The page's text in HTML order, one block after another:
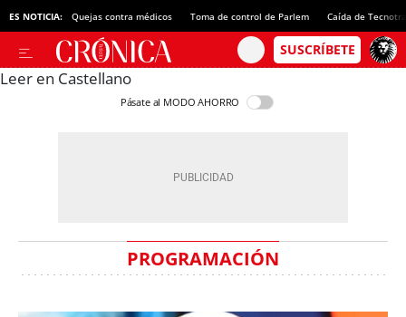
ES NOTICIA: Quejas contra médicos Toma de control de Parlem Caída de
Leer en Castellano
Pásate al MODO AHORRO
PROGRAMACIÓN